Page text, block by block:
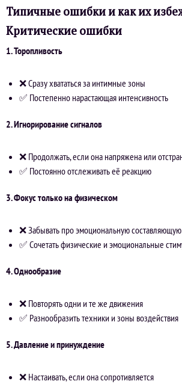
Типичные ошибки и как их
Критические ошибки
1. Торопливость
❌ Сразу хвататься за интимные зоны
✅ Постепенно нарастающая интенсивность
2. Игнорирование сигналов
❌ Продолжать, если она напряжена или
✅ Постоянно отслеживать её реакцию
3. Фокус только на физическом
❌ Забывать про эмоциональную составляющую
✅ Сочетать физические и эмоциональные
4. Однообразие
❌ Повторять одни и те же движения
✅ Разнообразить техники и зоны воздействия
5. Давление и принуждение
❌ Настаивать, если она сопротивляется